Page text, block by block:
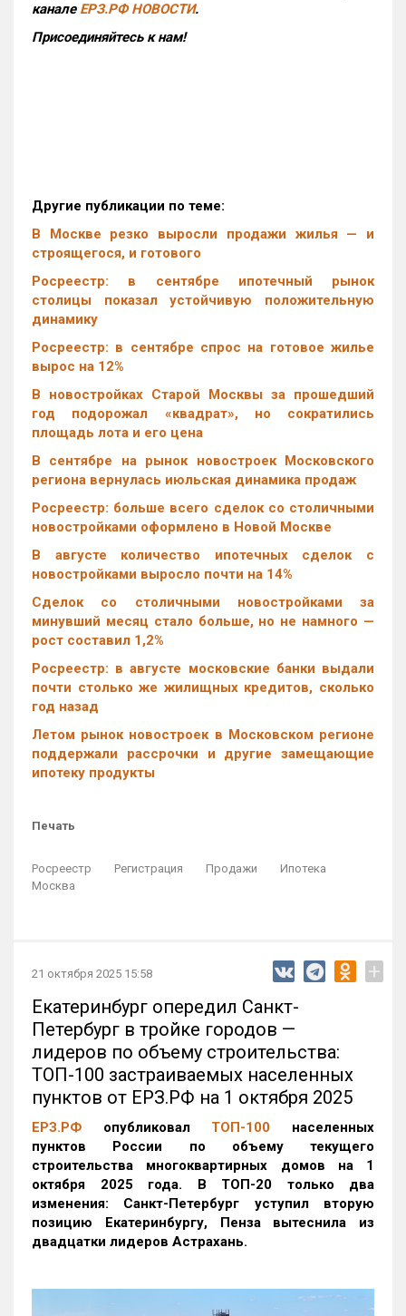
канале ЕРЗ.РФ НОВОСТИ.
Присоединяйтесь к нам!
Другие публикации по теме:
В Москве резко выросли продажи жилья — и
строящегося, и готового
Росреестр: в сентябре ипотечный рынок
столицы показал устойчивую положительную
динамику
Росреестр: в сентябре спрос на готовое жилье
вырос на 12%
В новостройках Старой Москвы за прошедший
год подорожал «квадрат», но сократились
площадь лота и его цена
В сентябре на рынок новостроек Московского
региона вернулась июльская динамика продаж
Росреестр: больше всего сделок со столичными
новостройками оформлено в Новой Москве
В августе количество ипотечных сделок с
новостройками выросло почти на 14%
Cделок со столичными новостройками за
минувший месяц стало больше, но не намного —
рост составил 1,2%
Росреестр: в августе московские банки выдали
почти столько же жилищных кредитов, сколько
год назад
Летом рынок новостроек в Московском регионе
поддержали рассрочки и другие замещающие
ипотеку продукты
Печать
Росреестр Регистрация Продажи
Ипотека
Москва
21 октября 2025 15:58 +
Екатеринбург опередил Санкт-
Петербург в тройке городов —
лидеров по объему строительства:
ТОП-100 застраиваемых населенных
пунктов от ЕРЗ.РФ на 1 октября 2025
ЕРЗ.РФ опубликовал ТОП-100 населенных
пунктов России по объему текущего
строительства многоквартирных домов на 1
октября 2025 года. В ТОП-20 только два
изменения: Санкт-Петербург уступил вторую
позицию Екатеринбургу, Пенза вытеснила из
двадцатки лидеров Астрахань.